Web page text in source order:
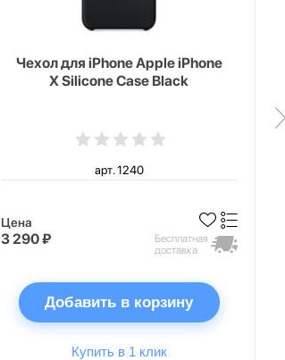
Чехол для iPhone Apple iPhone
X Silicone Case Black
арт. 1240
Цена
3 290 ₽
Бесплатная
доставка
Добавить в корзину
Купить в 1 клик